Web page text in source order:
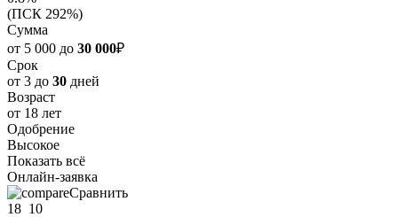
(ПСК 292%)
Сумма
от 5 000 до 30 000₽
Срок
от 3 до 30 дней
Возраст
от 18 лет
Одобрение
Высокое
Показать всё
Онлайн-заявка
Сравнить
18 10